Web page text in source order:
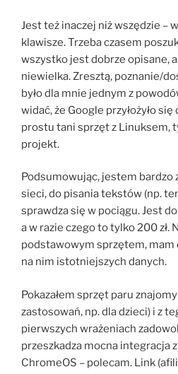
Jest też inaczej niż wszędzie –
klawisze. Trzeba czasem
wszystko jest dobrze opisane,
niewielka. Zresztą, poznanie/
było dla mnie jednym z
widać, że Google przyłożyło
prostu tani sprzęt z Linuksem,
projekt.
Podsumowując, jestem bardzo
sieci, do pisania tekstów (np.
sprawdza się w pociągu. Jest
a w razie czego to tylko 200 zł.
podstawowym sprzętem, mam
na nim istotniejszych danych.
Pokazałem sprzęt paru
zastosowań, np. dla dzieci) i z
pierwszych wrażeniach
przeszkadza mocna integracja
ChromeOS – polecam. Link